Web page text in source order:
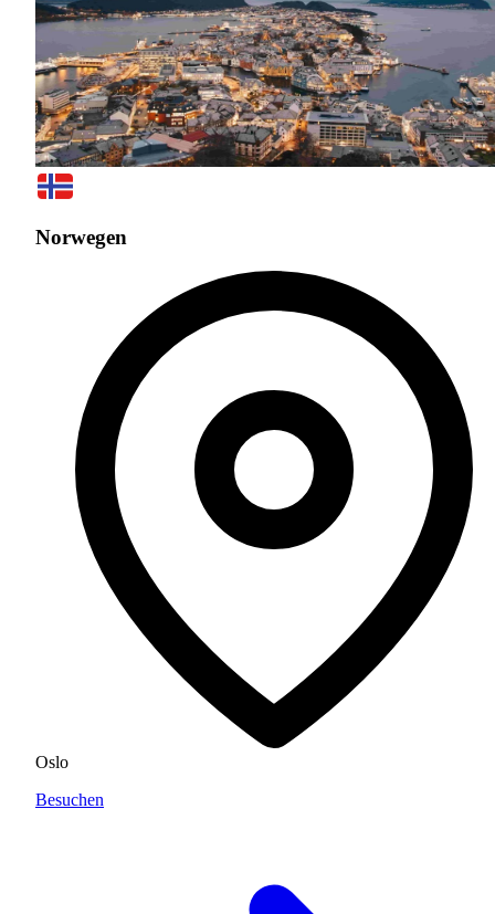
Norwegen
Oslo
Besuchen